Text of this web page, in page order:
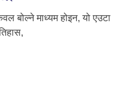
बोल्ने माध्यम होइन, यो एउटा